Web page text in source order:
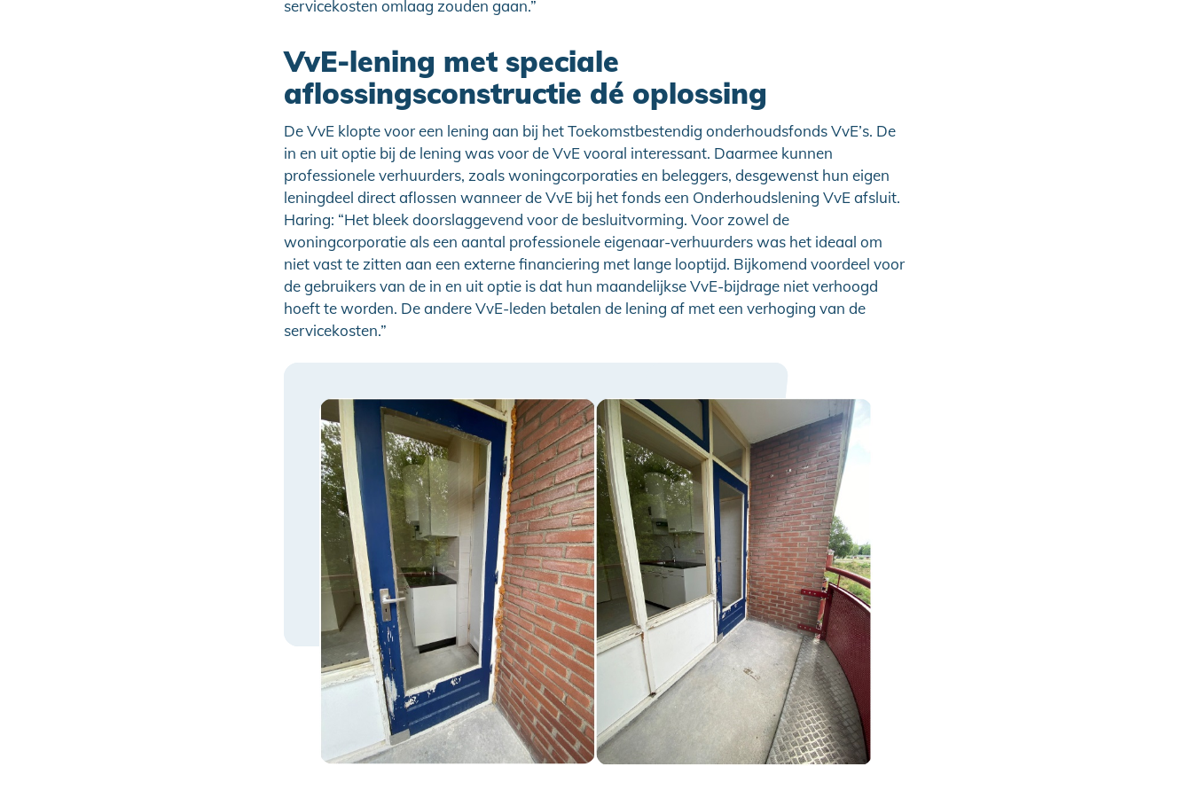
servicekosten omlaag zouden gaan.”
VvE-lening met speciale
aflossingsconstructie dé oplossing
De VvE klopte voor een lening aan bij het Toekomstbestendig onderhoudsfonds VvE’s. De
in en uit optie bij de lening was voor de VvE vooral interessant. Daarmee kunnen
professionele verhuurders, zoals woningcorporaties en beleggers, desgewenst hun eigen
leningdeel direct aflossen wanneer de VvE bij het fonds een Onderhoudslening VvE afsluit.
Haring: “Het bleek doorslaggevend voor de besluitvorming. Voor zowel de
woningcorporatie als een aantal professionele eigenaar-verhuurders was het ideaal om
niet vast te zitten aan een externe financiering met lange looptijd. Bijkomend voordeel voor
de gebruikers van de in en uit optie is dat hun maandelijkse VvE-bijdrage niet verhoogd
hoeft te worden. De andere VvE-leden betalen de lening af met een verhoging van de
servicekosten.”